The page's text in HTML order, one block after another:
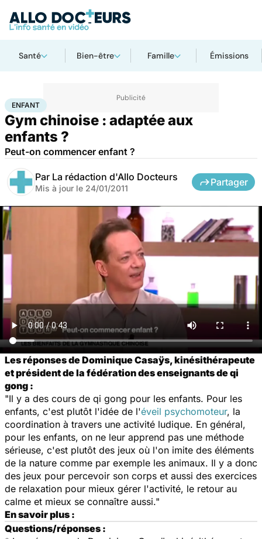
Santé Bien-être Famille Émissions
AccueilFamille
ENFANT
Gym chinoise : adaptée aux
enfants ?
Peut-on commencer enfant ?
Par La rédaction d'Allo Docteurs
Mis à jour le 24/01/2011
Partager
Les réponses de Dominique Casaÿs, kinésithérapeute
et président de la fédération des enseignants de qi
gong :
"Il y a des cours de qi gong pour les enfants. Pour les
enfants, c'est plutôt l'idée de l'éveil psychomoteur, la
coordination à travers une activité ludique. En général,
pour les enfants, on ne leur apprend pas une méthode
sérieuse, c'est plutôt des jeux où l'on imite des éléments
de la nature comme par exemple les animaux. Il y a donc
des jeux pour percevoir son corps et aussi des exercices
de relaxation pour mieux gérer l'activité, le retour au
calme et mieux se connaître aussi."
En savoir plus :
Questions/réponses :